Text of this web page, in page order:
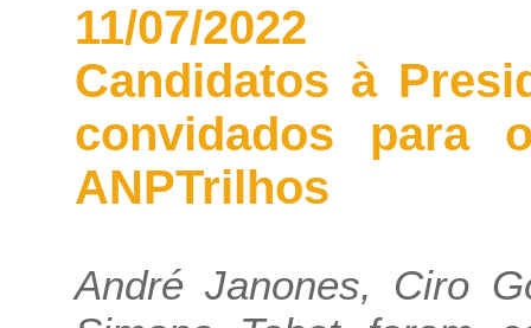
11/07/2022
Candidatos à
convidados para
ANPTrilhos
André Janones, Ciro